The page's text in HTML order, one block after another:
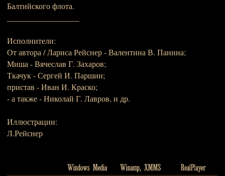
Балтийского флота.
Исполнители:
От автора / Лариса Рейснер - Валентина В. Панина;
Миша - Вячеслав Г. Захаров;
Ткачук - Сергей И. Паршин;
пристав - Иван И. Краско;
- а также - Николай Г. Лавров, и др.
Иллюстрации:
Л.Рейснер